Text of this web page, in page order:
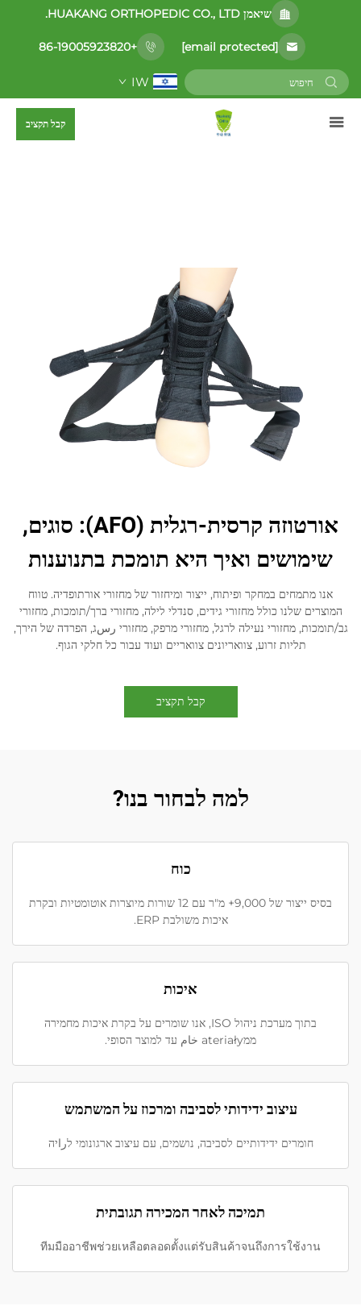
שיאמן HUAKANG ORTHOPEDIC CO., LTD.
[email protected]
+86-19005923820
IW
קבל תקציב
אורטוזה קרסית-רגלית (AFO): סוגים,
שימושים ואיך היא תומכת בתנוענות
אנו מתמחים במחקר ופיתוח, ייצור ומיחזור של מחזורי אורתופדיה. טווח
המוצרים שלנו כולל מחזורי גידים, סנדלי לילה, מחזורי ברך/תומכות, מחזורי
גב/תומכות, מחזורי נעילה לרגל, מחזורי מרפק, מחזורי رسג, הפרדה של הירך,
תליות זרוע, צוואריונים צוואריים ועוד עבור כל חלקי הגוף.
קבל תקציב
למה לבחור בנו?
כוח
בסיס ייצור של 9,000+ מ"ר עם 12 שורות מיוצרות אוטומטיות ובקרת
איכות משולבת ERP.
איכות
בתוך מערכת ניהול ISO, אנו שומרים על בקרת איכות מחמירה
ממateriały خام עד למוצר הסופי.
עיצוב ידידותי לסביבה ומרכוז על המשתמש
חומרים ידידותיים לסביבה, נושמים, עם עיצוב ארגונומי לراיה
תמיכה לאחר המכירה תגובתית
ทีมมืออาชีพช่วยเหลือตลอดตั้งแต่รับสินค้าจนถึงการใช้งาน